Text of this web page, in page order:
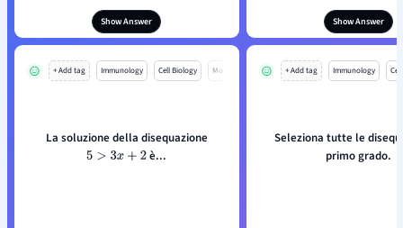
Show Answer Show Answer
+ Add tag Immunology Cell Biology Mo
5 >3x+2 è...
+ Add tag Immunology
Seleziona tutte le
primo grado.